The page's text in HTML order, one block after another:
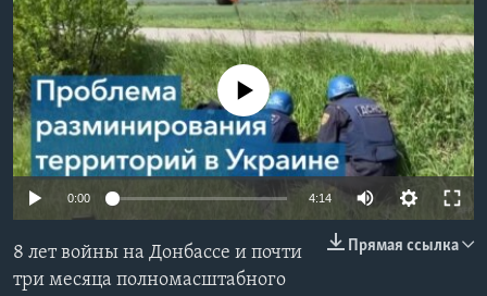
Learning English
СОЦИАЛЬНЫЕ СЕТИ
Языки
No media source currently available
0:00 4:14
Прямая ссылка
8 лет войны на Донбассе и почти
три месяца полномасштабного